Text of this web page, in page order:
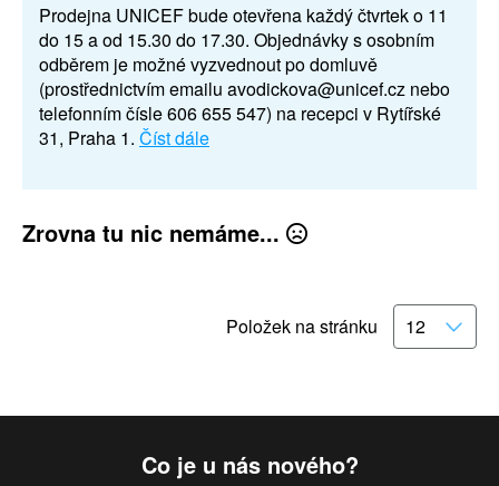
Prodejna UNICEF bude otevřena každý čtvrtek o 11
do 15 a od 15.30 do 17.30. Objednávky s osobním
odběrem je možné vyzvednout po domluvě
(prostřednictvím emailu avodickova@unicef.cz nebo
telefonním čísle 606 655 547) na recepci v Rytířské
31, Praha 1. Číst dále
Zrovna tu nic nemáme...
Položek na stránku
Co je u nás nového?